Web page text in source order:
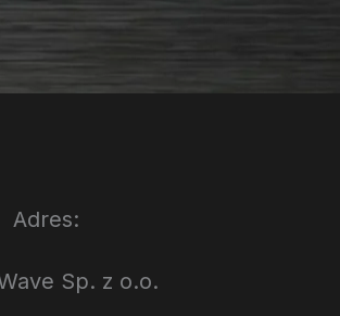
Adres:
Sp. z o.o.